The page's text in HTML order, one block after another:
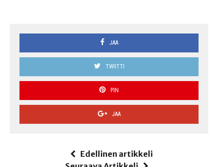
JAA
TWIITTI
PIN
JAA
Edellinen artikkeli